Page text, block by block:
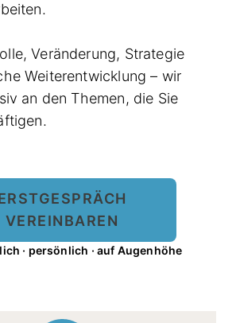
Veränderung, Strategie
Weiterentwicklung – wir
an den Themen, die Sie
VEREINBAREN
· persönlich · auf Augenhöhe